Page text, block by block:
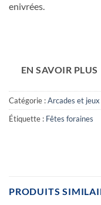
enivrées.
EN SAVOIR PLUS
Catégorie :Arcades et
Étiquette : Fêtes foraines
PRODUITS